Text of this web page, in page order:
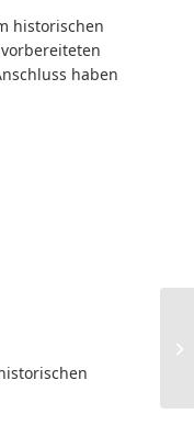
historischen
haben